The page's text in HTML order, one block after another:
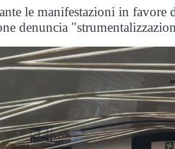
le manifestazioni in favore
denuncia